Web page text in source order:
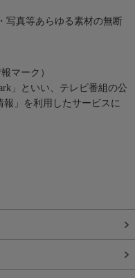
写真等あらゆる素材の無断
マーク）
」といい、テレビ番組の公
報」を利用したサービスに